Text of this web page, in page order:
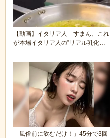
【動画】イタリア人「すまん、これ
が本場イタリア人の”リアル乳化ペ
「風俗前に飲むだけ！」45分で3回